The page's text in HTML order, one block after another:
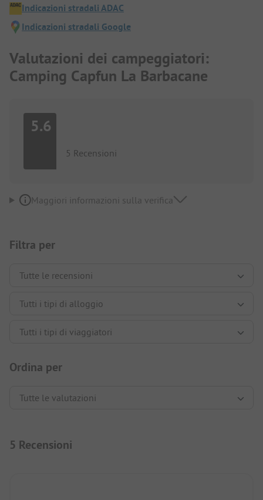
Indicazioni stradali ADAC
Indicazioni stradali Google
Valutazioni dei campeggiatori:
Camping Capfun La Barbacane
5.6
5 Recensioni
Maggiori informazioni sulla verifica
Filtra per
Ordina per
5 Recensioni